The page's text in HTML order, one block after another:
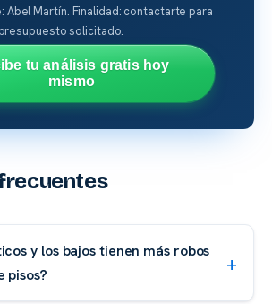
Abel Martín. Finalidad: contactarte para
solicitado.
tu análisis gratis hoy
mismo
y los bajos tienen más robos
pisos?